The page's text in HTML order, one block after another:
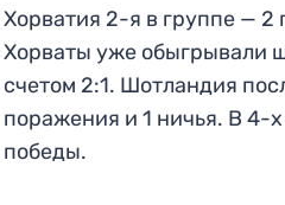
Хорватия 2-я в группе — 2
Хорваты уже обыгрывали
счетом 2:1. Шотландия
поражения и 1 ничья. В 4-
победы.